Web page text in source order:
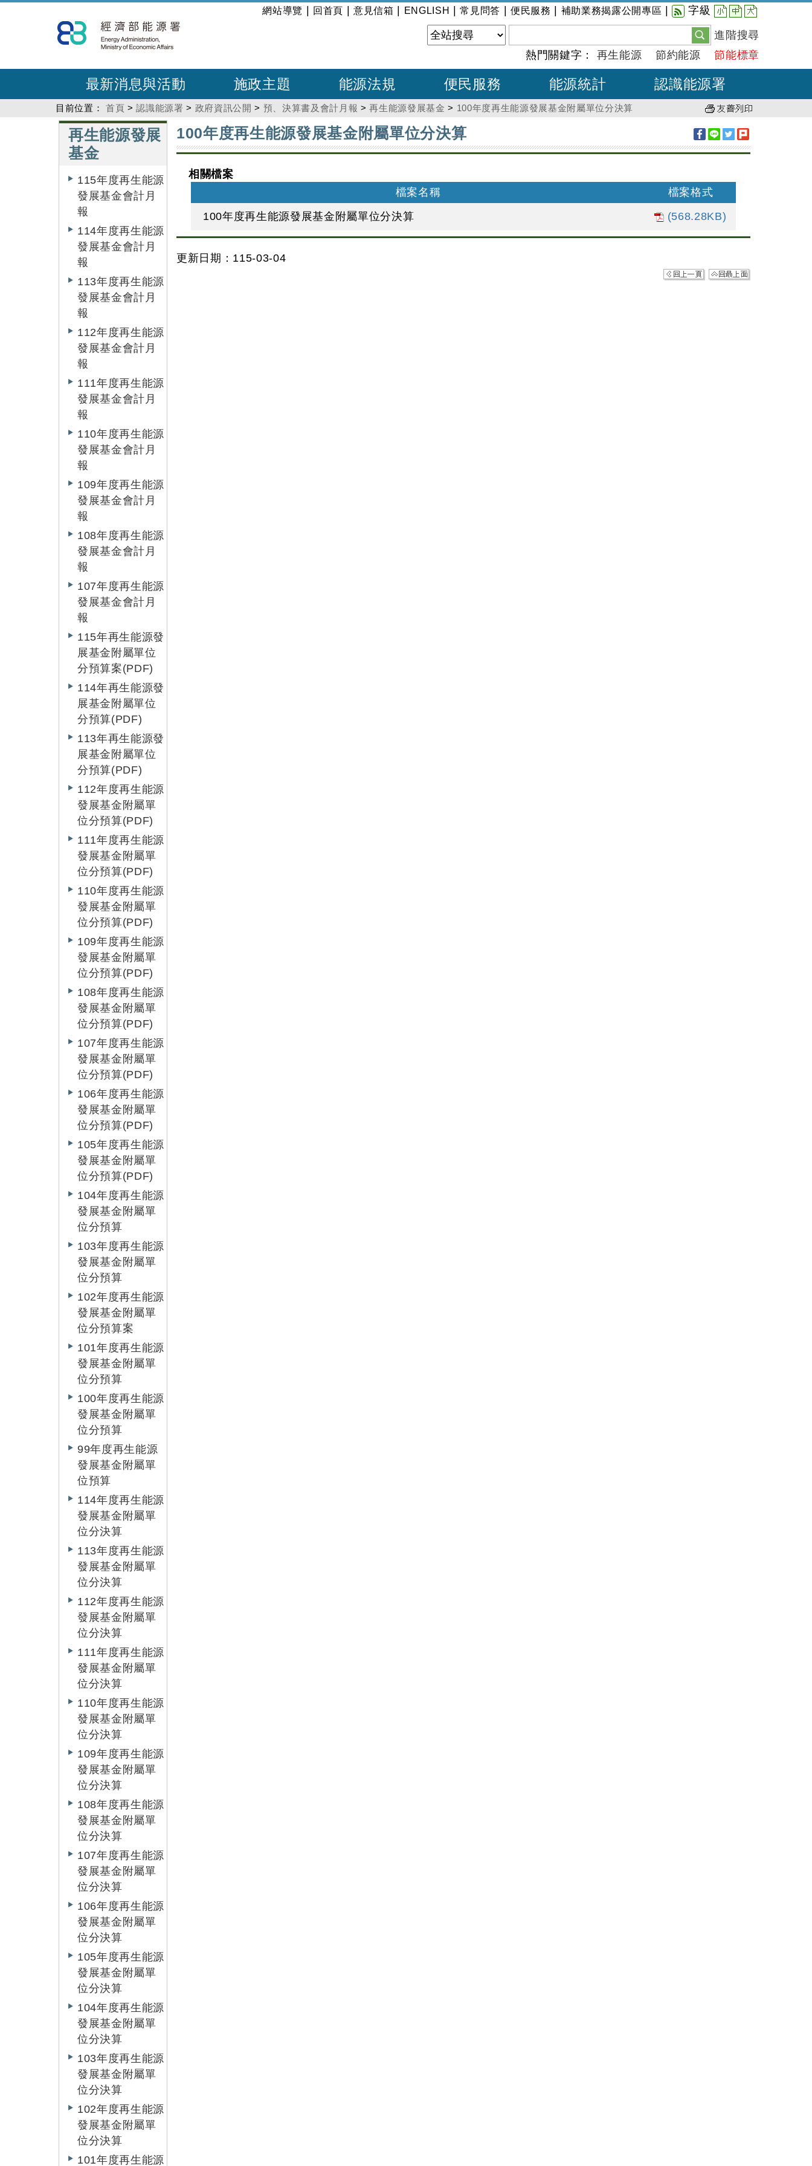
到
主
內
:::
網站導覽 回首頁 意見信箱 ENGLISH |常見問答 便民服務 補助業務揭露公開專區 字級 小 中 大
進階搜尋
熱門關鍵字： 再生能源 節約能源 節能標章
最新消息與活動 施政主題 能源法規 便民服務 能源統計 認識能源署
目前位置： 首頁 >認識能源署 > 政府資訊公開 > 預、決算書及會計月報 >再生能源發展基金 > 100年度再生能源發展基金附屬單位分決算
再生能源發展
基金
115年度再生能源
發展基金會計月
報
114年度再生能源
發展基金會計月
報
113年度再生能源
發展基金會計月
報
112年度再生能源
發展基金會計月
報
111年度再生能源
發展基金會計月
報
110年度再生能源
發展基金會計月
報
109年度再生能源
發展基金會計月
報
108年度再生能源
發展基金會計月
報
107年度再生能源
發展基金會計月
報
115年再生能源發
展基金附屬單位
分預算案(PDF)
114年再生能源發
展基金附屬單位
分預算(PDF)
113年再生能源發
展基金附屬單位
分預算(PDF)
112年度再生能源
發展基金附屬單
位分預算(PDF)
111年度再生能源
發展基金附屬單
位分預算(PDF)
110年度再生能源
發展基金附屬單
位分預算(PDF)
109年度再生能源
發展基金附屬單
位分預算(PDF)
108年度再生能源
發展基金附屬單
位分預算(PDF)
107年度再生能源
發展基金附屬單
位分預算(PDF)
106年度再生能源
發展基金附屬單
位分預算(PDF)
105年度再生能源
發展基金附屬單
位分預算(PDF)
104年度再生能源
發展基金附屬單
位分預算
103年度再生能源
發展基金附屬單
位分預算
102年度再生能源
發展基金附屬單
位分預算案
101年度再生能源
發展基金附屬單
位分預算
100年度再生能源
發展基金附屬單
位分預算
99年度再生能源
發展基金附屬單
位預算
114年度再生能源
發展基金附屬單
位分決算
113年度再生能源
發展基金附屬單
位分決算
112年度再生能源
發展基金附屬單
位分決算
111年度再生能源
發展基金附屬單
位分決算
110年度再生能源
發展基金附屬單
位分決算
109年度再生能源
發展基金附屬單
位分決算
108年度再生能源
發展基金附屬單
位分決算
107年度再生能源
發展基金附屬單
位分決算
106年度再生能源
發展基金附屬單
位分決算
105年度再生能源
發展基金附屬單
位分決算
104年度再生能源
發展基金附屬單
位分決算
103年度再生能源
發展基金附屬單
位分決算
102年度再生能源
發展基金附屬單
位分決算
101年度再生能源
100年度再生能源發展基金附屬單位分決算
相關檔案
檔案名稱
檔案格式
100年度再生能源發展基金附屬單位分決算
(568.28KB)
更新日期：115-03-04